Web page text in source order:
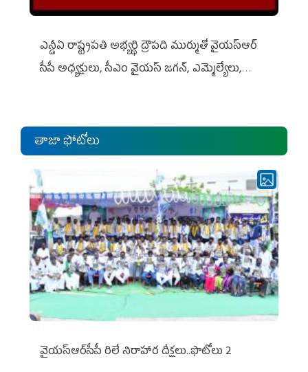
ఎన్డీఏ రాష్ట్ర‌ప‌తి అభ్య‌ర్థి ద్రౌప‌ది ముర్ముతో వైయ‌స్ఆర్
సీపీ అధ్య‌క్షులు, సీఎం వైయ‌స్ జ‌గ‌న్, ఎమ్మెల్యేలు,
తాజా ఫోటోలు
వైయ‌స్ఆర్‌సీపీ రిలే నిరాహార దీక్షలు..ఫొటోలు 2